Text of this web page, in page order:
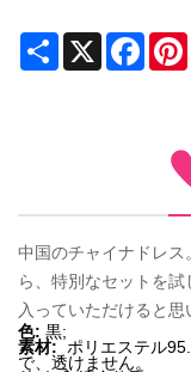
Share X
中国のチャイナドレ
ら、特別なセットを
入っていただけると思
色: 黒;
素材: ポリエステル
で、透けません。